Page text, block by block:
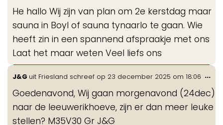
He hallo Wij zijn van plan om 2e kerstdag maar
sauna in Boyl of sauna tynaarlo te gaan. Wie
heeft zin in een spannend afspraakje met ons
Laat het maar weten Veel liefs ons
J&G uit Friesland schreef op 23 december 2025 om 18:06
Goedenavond, Wij gaan morgenavond (24dec)
naar de leeuwerikhoeve, zijn er dan meer leuke
stellen? M35V30 Gr J&G
...